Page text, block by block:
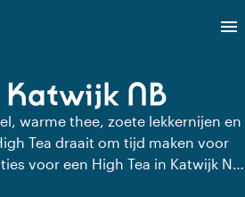
menu
Katwijk NB
warme thee, zoete lekkernijen en
Tea draait om tijd maken voor
voor een High Tea in Katwijk NB